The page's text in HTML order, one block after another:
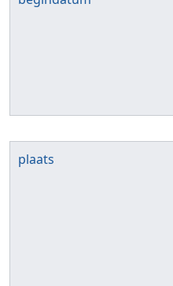
plaats